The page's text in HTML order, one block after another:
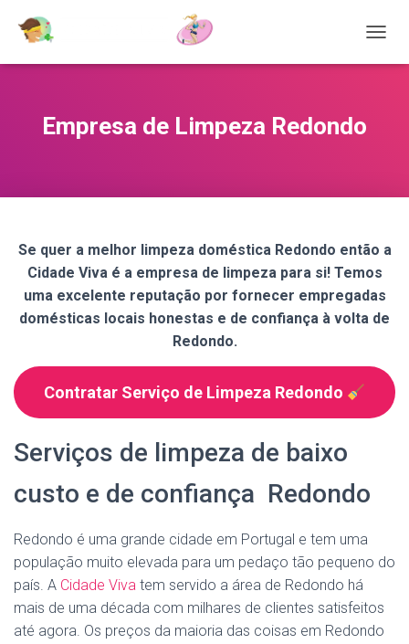
O
T
I
Empresa de Limpeza Redondo
Se quer a melhor limpeza doméstica Redondo então a
Cidade Viva é a empresa de limpeza para si! Temos
uma excelente reputação por fornecer empregadas
domésticas locais honestas e de confiança à volta de
Redondo.
Contratar Serviço de Limpeza Redondo
Serviços de limpeza de baixo
custo e de confiança Redondo
Redondo é uma grande cidade em Portugal e tem uma
população muito elevada para um pedaço tão pequeno do
país. A Cidade Viva tem servido a área de Redondo há
mais de uma década com milhares de clientes satisfeitos
até agora. Os preços da maioria das coisas em Redondo